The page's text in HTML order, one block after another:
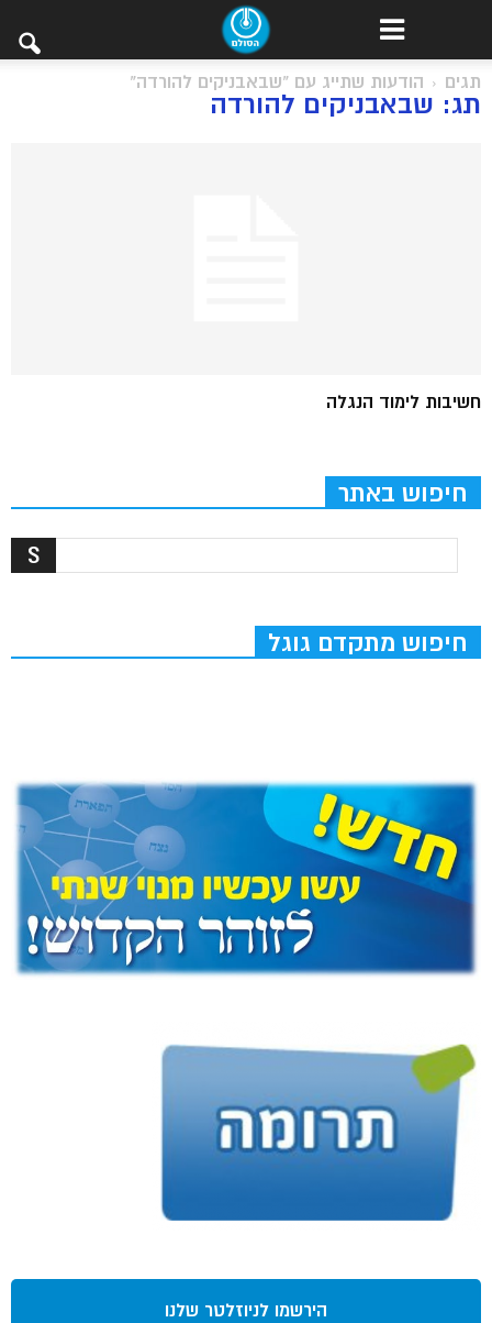
תגים הודעות שתייג עם "שבאבניקים להורדה"
תג: שבאבניקים להורדה
חשיבות לימוד הנגלה
חיפוש באתר
חיפוש מתקדם גוגל
הירשמו לניוזלטר שלנו